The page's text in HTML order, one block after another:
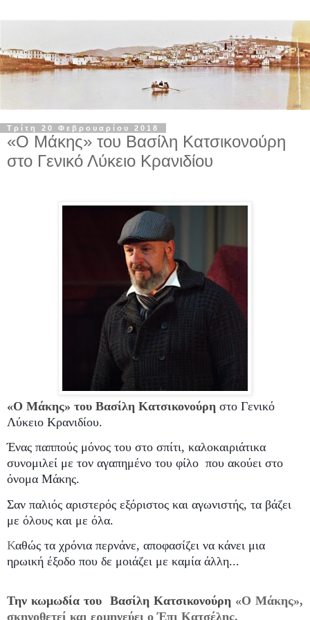
Τρίτη 20 Φεβρουαρίου 2018
«Ο Μάκης» του Βασίλη Κατσικονούρη
στο Γενικό Λύκειο Κρανιδίου
«Ο Μάκης» του Βασίλη Κατσικονούρη στο Γενικό
Λύκειο Κρανιδίου.
Ένας παππούς μόνος του στο σπίτι, καλοκαιριάτικα
συνομιλεί με τον αγαπημένο του φίλο που ακούει στο
όνομα Μάκης.
Σαν παλιός αριστερός εξόριστος και αγωνιστής, τα βάζει
με όλους και με όλα.
Καθώς τα χρόνια περνάνε, αποφασίζει να κάνει μια
ηρωική έξοδο που δε μοιάζει με καμία άλλη...
Την κωμωδία του Βασίλη Κατσικονούρη «Ο Μάκης»,
σκηνοθετεί και ερμηνεύει ο Έπι Κατσέλης.